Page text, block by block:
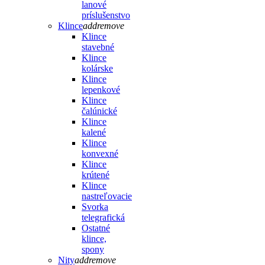
lanové
príslušenstvo
Klinceaddremove
Klince
stavebné
Klince
kolárske
Klince
lepenkové
Klince
čalúnické
Klince
kalené
Klince
konvexné
Klince
krútené
Klince
nastreľovacie
Svorka
telegrafická
Ostatné
klince,
spony
Nityaddremove